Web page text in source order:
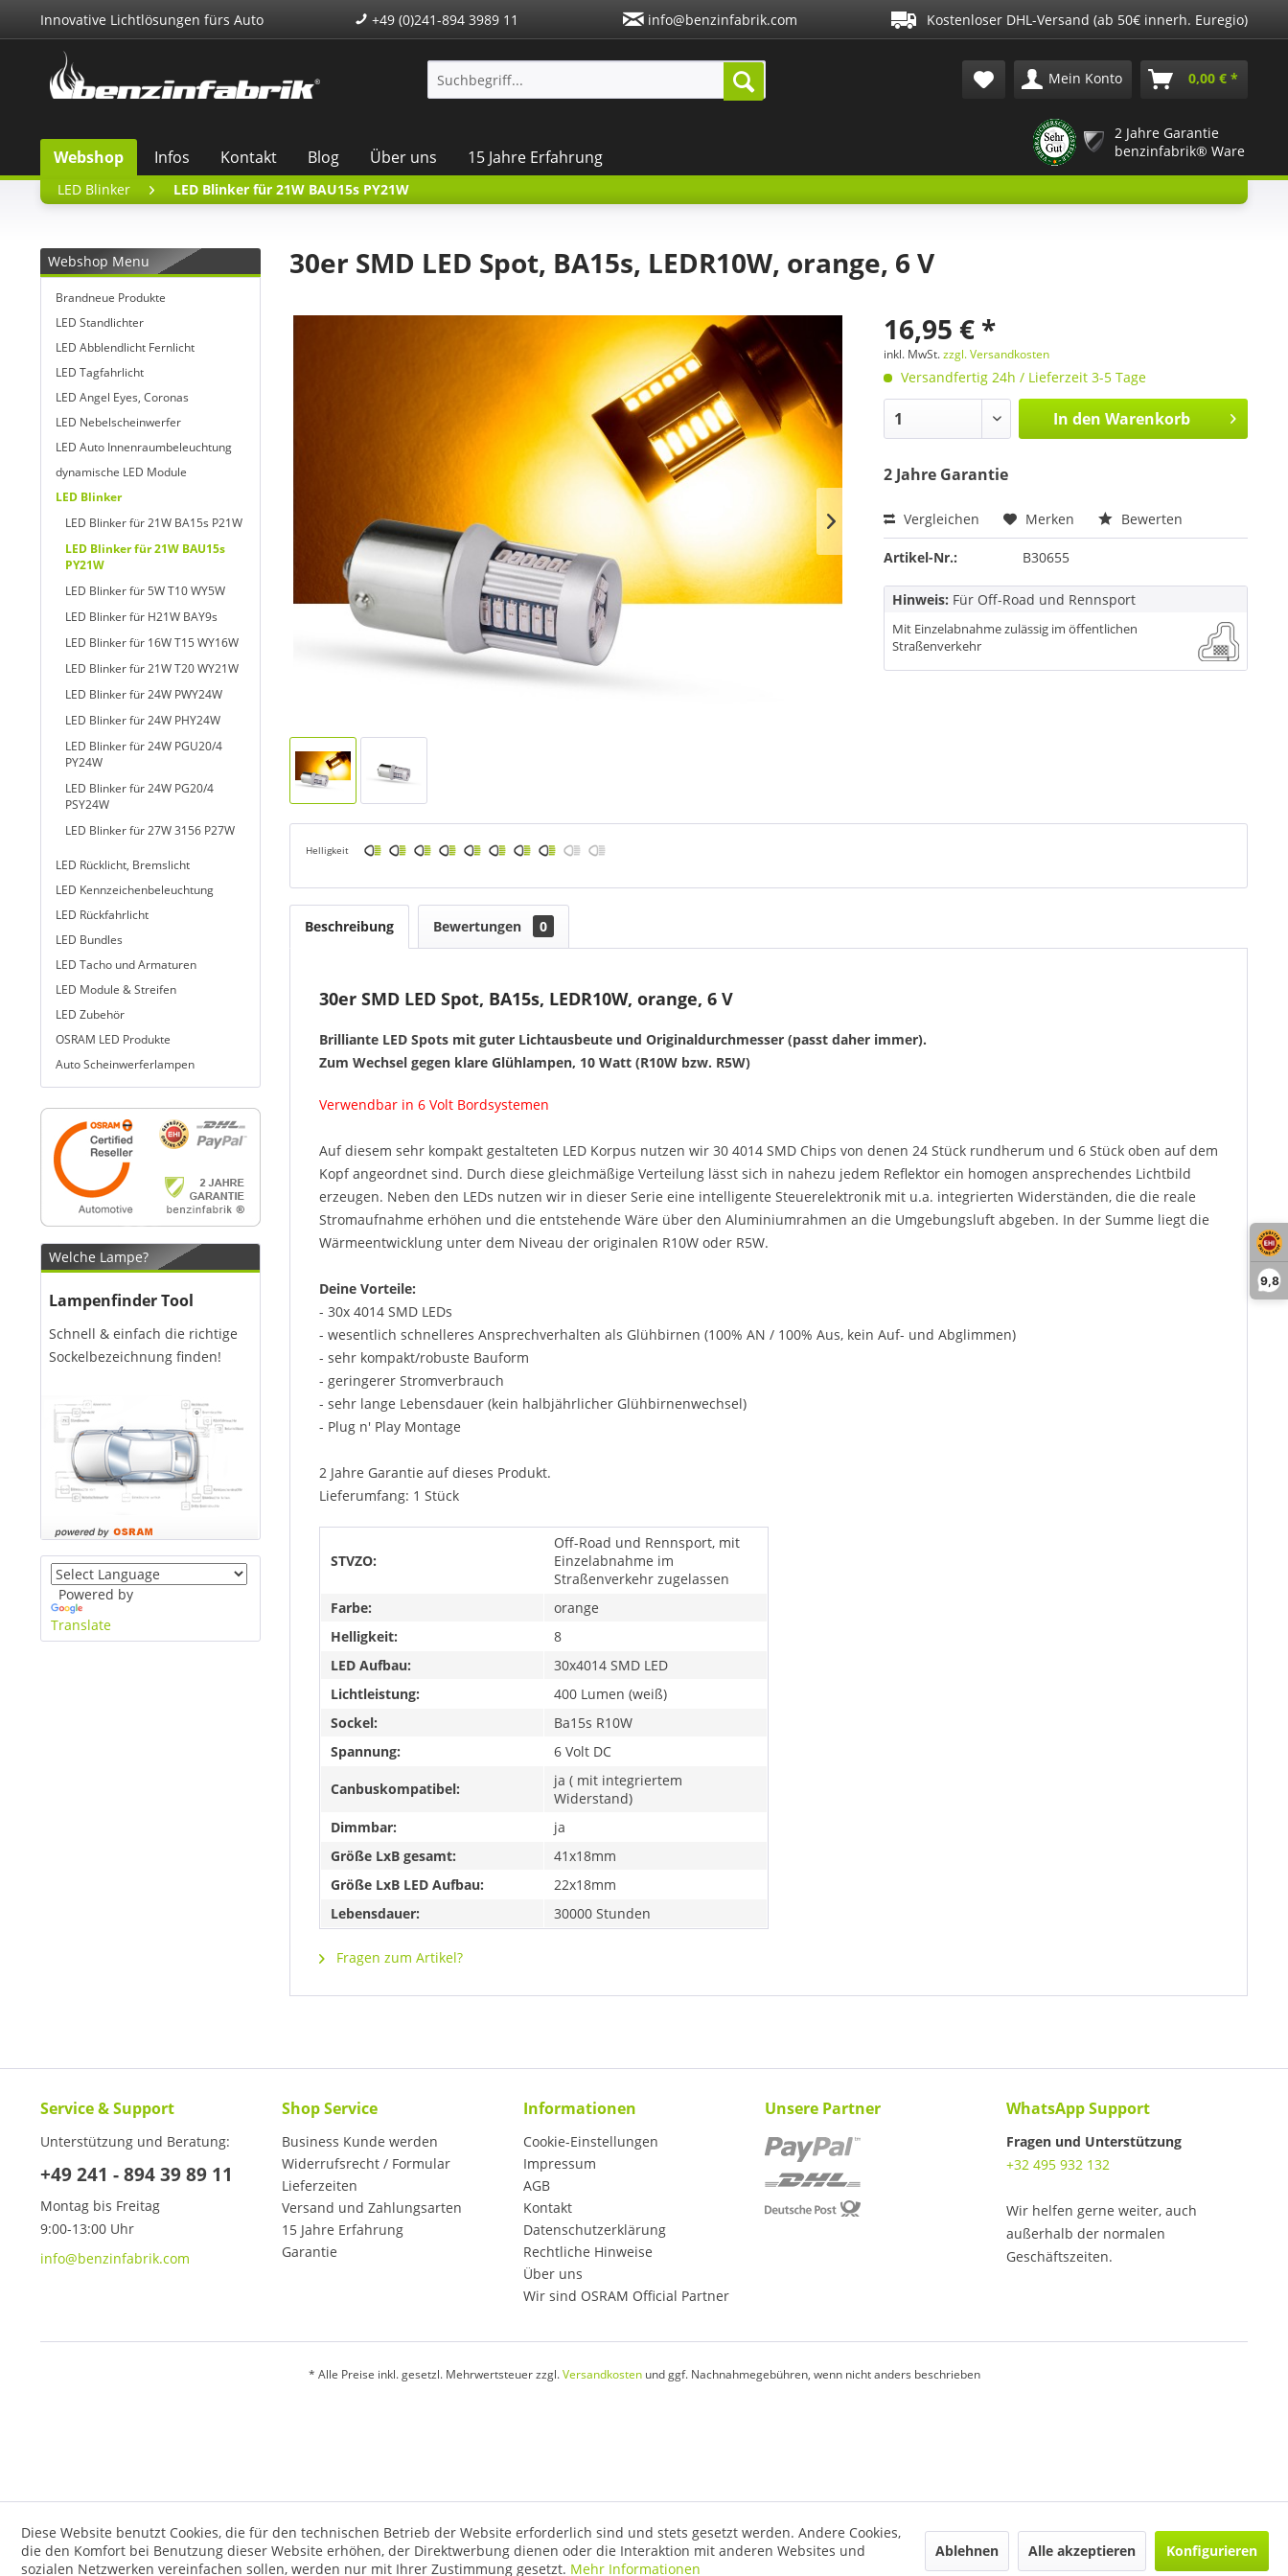
9,8
Innovative Lichtlösungen fürs Auto +49 (0)241-894 3989 11 info@benzinfabrik.com Kostenloser DHL-Versand (ab 50€ innerh. Euregio)
Mein Konto 0,00 € *
Webshop Infos Kontakt Blog Über uns 15 Jahre Erfahrung
2 Jahre Garantie
benzinfabrik® Ware
LED Blinker LED Blinker für 21W BAU15s PY21W
Webshop Menu
Brandneue Produkte
LED Standlichter
LED Abblendlicht Fernlicht
LED Tagfahrlicht
LED Angel Eyes, Coronas
LED Nebelscheinwerfer
LED Auto Innenraumbeleuchtung
dynamische LED Module
LED Blinker
LED Blinker für 21W BA15s P21W
LED Blinker für 21W BAU15s
PY21W
LED Blinker für 5W T10 WY5W
LED Blinker für H21W BAY9s
LED Blinker für 16W T15 WY16W
LED Blinker für 21W T20 WY21W
LED Blinker für 24W PWY24W
LED Blinker für 24W PHY24W
LED Blinker für 24W PGU20/4
PY24W
LED Blinker für 24W PG20/4
PSY24W
LED Blinker für 27W 3156 P27W
LED Rücklicht, Bremslicht
LED Kennzeichenbeleuchtung
LED Rückfahrlicht
LED Bundles
LED Tacho und Armaturen
LED Module & Streifen
LED Zubehör
OSRAM LED Produkte
Auto Scheinwerferlampen
Welche Lampe?
Lampenfinder Tool
Schnell & einfach die richtige
Sockelbezeichnung finden!
Powered by
Translate
30er SMD LED Spot, BA15s, LEDR10W, orange, 6 V
16,95 € *
inkl. MwSt.zzgl. Versandkosten
Versandfertig 24h / Lieferzeit 3-5 Tage
In den Warenkorb
2 Jahre Garantie
Vergleichen Merken Bewerten
Artikel-Nr.: B30655
Hinweis: Für Off-Road und Rennsport
Mit Einzelabnahme zulässig im öffentlichen
Straßenverkehr
Helligkeit
Beschreibung Bewertungen 0
30er SMD LED Spot, BA15s, LEDR10W, orange, 6 V
Brilliante LED Spots mit guter Lichtausbeute und Originaldurchmesser (passt daher immer).
Zum Wechsel gegen klare Glühlampen, 10 Watt (R10W bzw. R5W)
Verwendbar in 6 Volt Bordsystemen
Auf diesem sehr kompakt gestalteten LED Korpus nutzen wir 30 4014 SMD Chips von denen 24 Stück rundherum und 6 Stück oben auf dem
Kopf angeordnet sind. Durch diese gleichmäßige Verteilung lässt sich in nahezu jedem Reflektor ein homogen ansprechendes Lichtbild
erzeugen. Neben den LEDs nutzen wir in dieser Serie eine intelligente Steuerelektronik mit u.a. integrierten Widerständen, die die reale
Stromaufnahme erhöhen und die entstehende Wäre über den Aluminiumrahmen an die Umgebungsluft abgeben. In der Summe liegt die
Wärmeentwicklung unter dem Niveau der originalen R10W oder R5W.
Deine Vorteile:
- 30x 4014 SMD LEDs
- wesentlich schnelleres Ansprechverhalten als Glühbirnen (100% AN / 100% Aus, kein Auf- und Abglimmen)
- sehr kompakt/robuste Bauform
- geringerer Stromverbrauch
- sehr lange Lebensdauer (kein halbjährlicher Glühbirnenwechsel)
- Plug n' Play Montage
2 Jahre Garantie auf dieses Produkt.
Lieferumfang: 1 Stück
STVZO:
Off-Road und Rennsport, mit
Einzelabnahme im
Straßenverkehr zugelassen
Farbe:
orange
Helligkeit:
8
LED Aufbau:
30x4014 SMD LED
Lichtleistung:
400 Lumen (weiß)
Sockel:
Ba15s R10W
Spannung:
6 Volt DC
Canbuskompatibel:
ja ( mit integriertem
Widerstand)
Dimmbar:
ja
Größe LxB gesamt:
41x18mm
Größe LxB LED Aufbau:
22x18mm
Lebensdauer:
30000 Stunden
Fragen zum Artikel?
Service & Support
Unterstützung und Beratung:
+49 241 - 894 39 89 11
Montag bis Freitag
9:00-13:00 Uhr
info@benzinfabrik.com
Shop Service
Business Kunde werden
Widerrufsrecht / Formular
Lieferzeiten
Versand und Zahlungsarten
15 Jahre Erfahrung
Garantie
Informationen
Cookie-Einstellungen
Impressum
AGB
Kontakt
Datenschutzerklärung
Rechtliche Hinweise
Über uns
Wir sind OSRAM Official Partner
Unsere Partner WhatsApp Support
Fragen und Unterstützung
+32 495 932 132
Wir helfen gerne weiter, auch
außerhalb der normalen
Geschäftszeiten.
* Alle Preise inkl. gesetzl. Mehrwertsteuer zzgl.Versandkostenund ggf. Nachnahmegebühren, wenn nicht anders beschrieben
Diese Website benutzt Cookies, die für den technischen Betrieb der Website erforderlich sind und stets gesetzt werden. Andere Cookies,
die den Komfort bei Benutzung dieser Website erhöhen, der Direktwerbung dienen oder die Interaktion mit anderen Websites und
sozialen Netzwerken vereinfachen sollen, werden nur mit Ihrer Zustimmung gesetzt. Mehr Informationen
Ablehnen Alle akzeptieren Konfigurieren